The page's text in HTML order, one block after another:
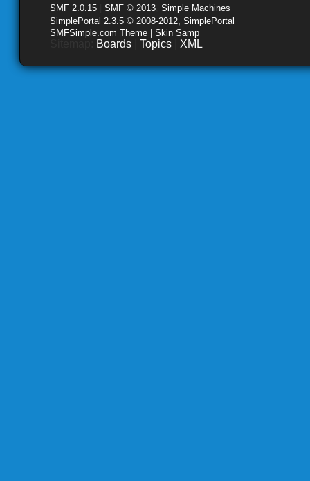
SMF 2.0.15 SMF © 2013 Simple Machines
SimplePortal 2.3.5 © 2008-2012, SimplePortal
SMFSimple.com Theme | Skin Samp
Boards Topics XML